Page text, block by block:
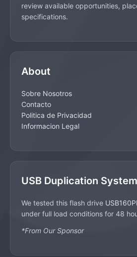
review available opportunities,
specifications.
About
Sobre Nosotros
Contacto
Politica de Privacidad
Informacion Legal
USB Duplication
We tested this flash drive
under full load conditions for 48
*From Our Sponsor